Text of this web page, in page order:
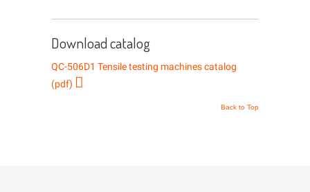
Download catalog
QC-506D1 Tensile testing machines catalog
(pdf)
Back to Top